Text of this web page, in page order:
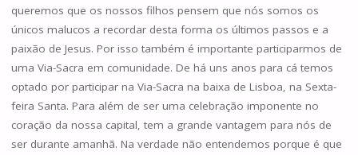
queremos que os nossos filhos pensem que nós somos os
únicos malucos a recordar desta forma os últimos passos e a
paixão de Jesus. Por isso também é importante participarmos de
uma Via-Sacra em comunidade. De há uns anos para cá temos
optado por participar na Via-Sacra na baixa de Lisboa, na Sexta-
feira Santa. Para além de ser uma celebração imponente no
coração da nossa capital, tem a grande vantagem para nós de
ser durante amanhã. Na verdade não entendemos porque é que